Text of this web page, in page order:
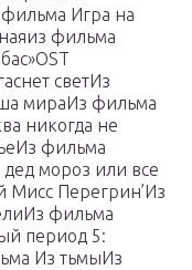
Игра на
фильма
светИз
мираИз фильма
никогда не
фильма
дед мороз или все
Мисс Перегрин’Из
фильма
период 5:
Из тьмыИз